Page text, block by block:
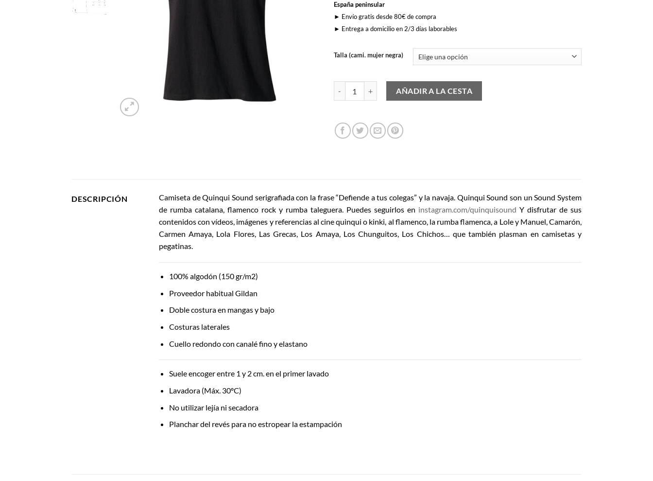
España peninsular
► Envío gratis desde 80€ de compra
► Entrega a domicilio en 2/3 días laborables
Talla (cami. mujer negra)
Defiende A Tus Colegas (Mujer) cantidad
AÑADIR A LA CESTA
DESCRIPCIÓN
Camiseta de Quinqui Sound serigrafiada con la frase “Defiende a tus colegas” y la navaja. Quinqui Sound son un Sound System
de rumba catalana, flamenco rock y rumba taleguera. Puedes seguirlos en instagram.com/quinquisound Y disfrutar de sus
contenidos con vídeos, imágenes y referencias al cine quinqui o kinki, al flamenco, la rumba flamenca, a Lole y Manuel, Camarón,
Carmen Amaya, Lola Flores, Las Grecas, Los Amaya, Los Chunguitos, Los Chichos… que también plasman en camisetas y
pegatinas.
100% algodón (150 gr/m2)
Proveedor habitual Gildan
Doble costura en mangas y bajo
Costuras laterales
Cuello redondo con canalé fino y elastano
Suele encoger entre 1 y 2 cm. en el primer lavado
Lavadora (Máx. 30ºC)
No utilizar lejía ni secadora
Planchar del revés para no estropear la estampación